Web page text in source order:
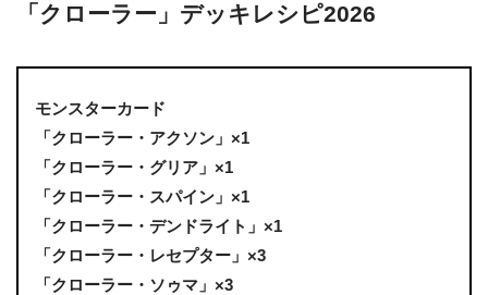
「クローラー」デッキレシピ2026
モンスターカード
「クローラー・アクソン」×1
「クローラー・グリア」×1
「クローラー・スパイン」×1
「クローラー・デンドライト」×1
「クローラー・レセプター」×3
「クローラー・ソゥマ」×3